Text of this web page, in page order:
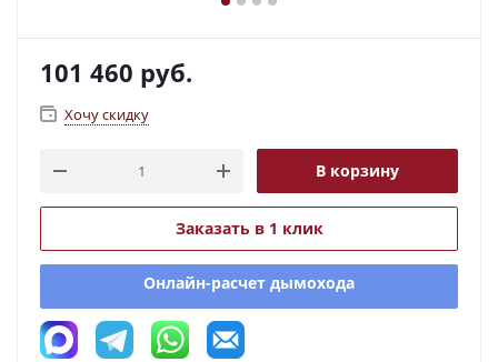
101 460 руб.
Хочу скидку
В корзину
Заказать в 1 клик
Онлайн-расчет дымохода